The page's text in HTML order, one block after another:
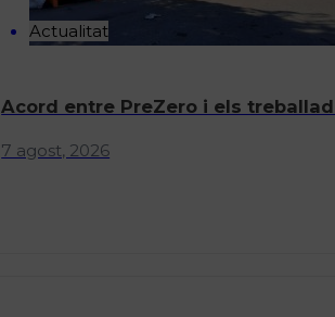
Actualitat
Acord entre PreZero i els
7 agost, 2026